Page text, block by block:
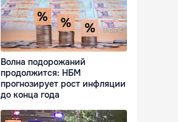
Волна подорожаний
продолжится: НБМ
прогнозирует рост инфляции
до конца года